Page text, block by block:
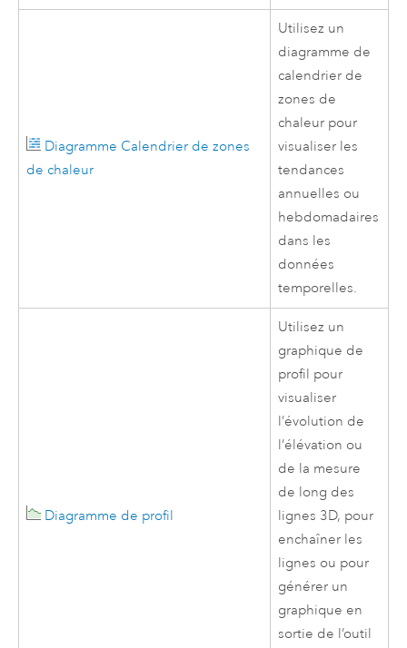
Diagramme Calendrier de zones
de chaleur
Utilisez un
diagramme de
calendrier de
zones de
chaleur pour
visualiser les
tendances
annuelles ou
hebdomadaires
dans les
données
temporelles.
Diagramme de profil
Utilisez un
graphique de
profil pour
visualiser
l’évolution de
l’élévation ou
de la mesure
de long des
lignes 3D, pour
enchaîner les
lignes ou pour
générer un
graphique en
sortie de l’outil